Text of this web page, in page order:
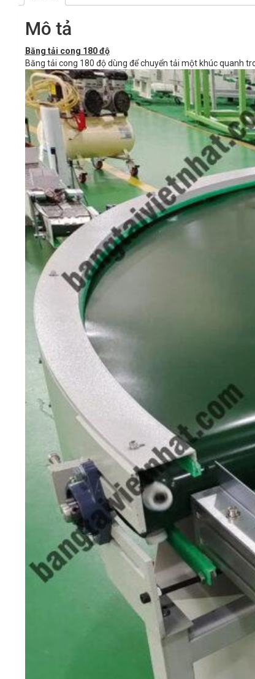
Mô tả
Băng tải cong 180 độ
Băng tải cong 180 độ dùng để chuyển tải một khúc quanh